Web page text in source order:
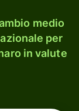
medio
per
in valute